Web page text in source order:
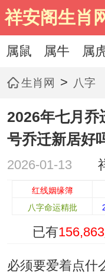
祥安阁生肖
属鼠 属牛 属
生肖网 > 八字
2026年七月乔
号乔迁新居好
2026-01-13
红线姻缘簿
八字命运精批
已有156,863
必须要爱着点什